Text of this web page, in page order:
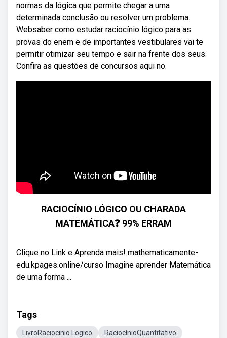
normas da lógica que permite chegar a uma
determinada conclusão ou resolver um problema.
Websaber como estudar raciocínio lógico para as
provas do enem e de importantes vestibulares vai te
permitir otimizar seu tempo e sair na frente dos seus.
Confira as questões de concursos aqui no.
RACIOCÍNIO LÓGICO OU CHARADA
MATEMÁTICA❓ 99% ERRAM
Clique no Link e Aprenda mais! mathematicamente-
edu.kpages.online/curso Imagine aprender Matemática
de uma forma ...
Tags
LivroRaciocinio Logico RaciocínioQuantitativo